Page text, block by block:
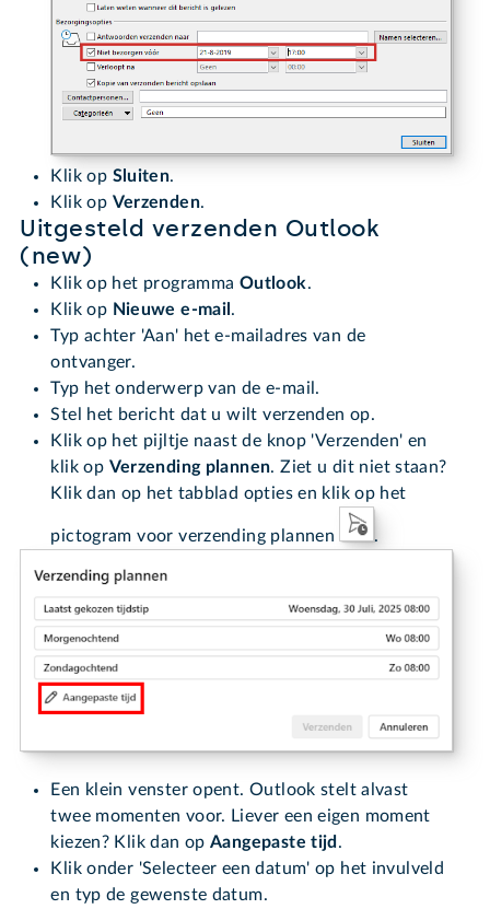
Klik op Sluiten.
Klik op Verzenden.
Uitgesteld verzenden Outlook
(new)
Klik op het programma Outlook.
Klik op Nieuwe e-mail .
Typ achter 'Aan' het e-mailadres van de
ontvanger.
Typ het onderwerp van de e-mail.
Stel het bericht dat u wilt verzenden op.
Klik op het pijltje naast de knop 'Verzenden' en
klik op Verzending plannen. Ziet u dit niet staan?
Klik dan op het tabblad opties en klik op het
pictogram voor verzending plannen .
Een klein venster opent. Outlook stelt alvast
twee momenten voor. Liever een eigen moment
kiezen? Klik dan opAangepaste tijd .
Klik onder 'Selecteer een datum' op het invulveld
en typ de gewenste datum.